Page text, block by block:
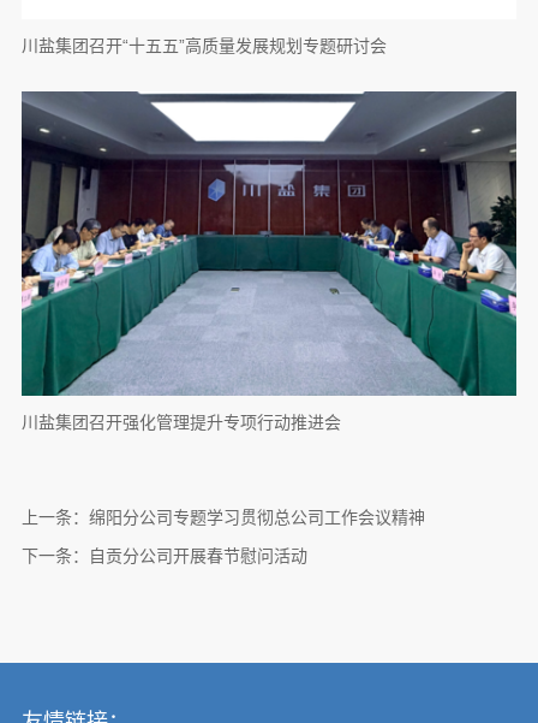
川盐集团召开“十五五”高质量发展规划专题研讨会
川盐集团召开强化管理提升专项行动推进会
上一条： 绵阳分公司专题学习贯彻总公司工作会议精神
下一条：
自贡分公司开展春节慰问活动